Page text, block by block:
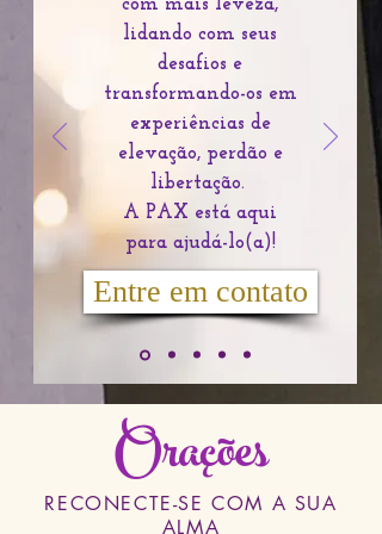
lidando com seus
desafios e
transformando-os em
experiências de
elevação, perdão e
libertação.
A PAX está aqui
para ajudá-lo(a)!
Entre em contato
Orações
RECONECTE-SE COM A SUA
ALMA